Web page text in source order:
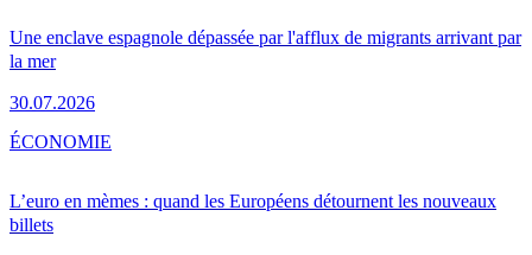
Une enclave espagnole dépassée par l'afflux de migrants arrivant par
la mer
30.07.2026
L’euro en mèmes : quand les Européens détournent les nouveaux
billets
ÉCONOMIE